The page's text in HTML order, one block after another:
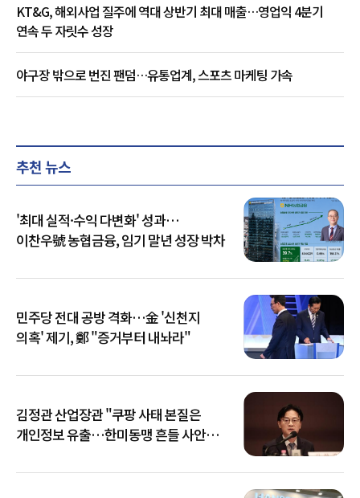
KT&G, 해외사업 질주에 역대 상반기 최대 매출…영업익 4분기
연속 두 자릿수 성장
야구장 밖으로 번진 팬덤…유통업계, 스포츠 마케팅 가속
추천 뉴스
'최대 실적·수익 다변화' 성과…
이찬우號 농협금융, 임기 말년 성장 박차
민주당 전대 공방 격화…金 '신천지
의혹' 제기, 鄭 "증거부터 내놔라"
김정관 산업장관 "쿠팡 사태 본질은
개인정보 유출…한미동맹 흔들 사안